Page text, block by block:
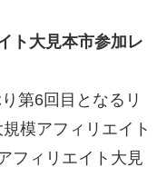
ト大見本市参加レ
第6回目となるリ
模アフィリエイト
フィリエイト大見